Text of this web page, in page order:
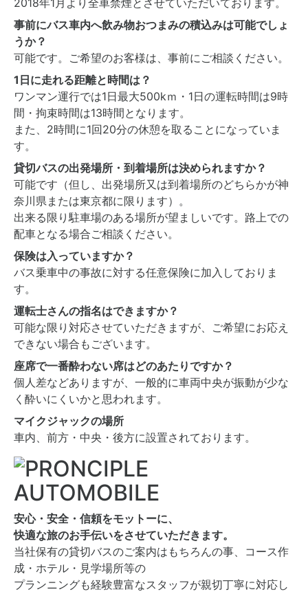
2018年1月より全車禁煙とさせていただいております。
事前にバス車内へ飲み物おつまみの積込みは可能でしょ
うか？
可能です。ご希望のお客様は、事前にご相談ください。
1日に走れる距離と時間は？
ワンマン運行では1日最大500kｍ・1日の運転時間は9時
間・拘束時間は13時間となります。
また、2時間に1回20分の休憩を取ることになっていま
す。
貸切バスの出発場所・到着場所は決められますか？
可能です（但し、出発場所又は到着場所のどちらかが神
奈川県または東京都に限ります）。
出来る限り駐車場のある場所が望ましいです。路上での
配車となる場合ご相談ください。
保険は入っていますか？
バス乗車中の事故に対する任意保険に加入しておりま
す。
運転士さんの指名はできますか？
可能な限り対応させていただきますが、ご希望にお応え
できない場合もございます。
座席で一番酔わない席はどのあたりですか？
個人差などありますが、一般的に車両中央が振動が少な
く酔いにくいかと思われます。
マイクジャックの場所
車内、前方・中央・後方に設置されております。
安心・安全・信頼をモットーに、
快適な旅のお手伝いをさせていただきます。
当社保有の貸切バスのご案内はもちろんの事、コース作
成・ホテル・見学場所等の
プランニングも経験豊富なスタッフが親切丁寧に対応し